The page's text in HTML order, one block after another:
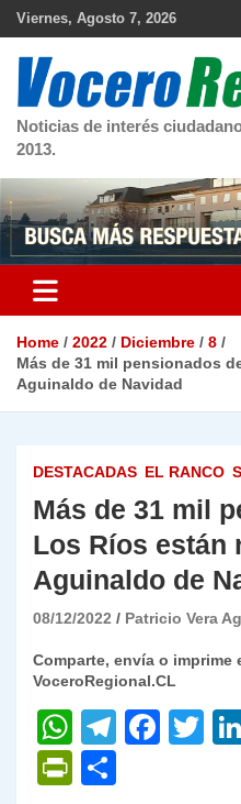
Skip
Viernes, Agosto 7, 2026
Noticias de interés
2013.
Home 2022 Diciembre
8
Más de 31 mil pensionados
Aguinaldo de Navidad
DESTACADAS EL RANCO
Más de 31 mil
Los Ríos están
Aguinaldo de
08/12/2022 Patricio Vera
Comparte, envía o imprime
VoceroRegional.CL
W
h
T
F
T
P